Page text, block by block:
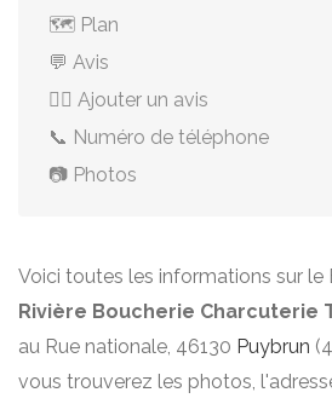
🗺️ Plan
💬 Avis
✍🏻 Ajouter un avis
📞 Numéro de téléphone
📷 Photos
Voici toutes les informations sur le
Rivière Boucherie Charcuterie
au Rue nationale, 46130 Puybrun
vous trouverez les photos,